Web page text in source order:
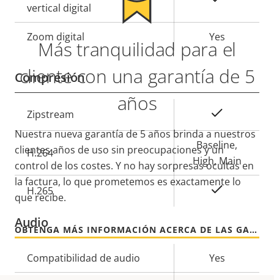
de
propiedad
propiedad
vertical digital
Zoom digital Yes
Compresión
Descripción
de
propiedad
Valor de
la
propiedad
Zipstream
H.264
Baseline,
High, Main
H.265 Sí
Audio
Descripción
de
Valor de
la
Compatibilidad de audio Yes
Más tranquilidad para el
cliente con una garantía de 5
años
Nuestra nueva garantía de 5 años brinda a nuestros
clientes años de uso sin preocupaciones y un
control de los costes. Y no hay sorpresas ocultas en
la factura, lo que prometemos es exactamente lo
que recibe.
OBTENGA MÁS INFORMACIÓN ACERCA DE LAS GARANTÍAS DE AXIS